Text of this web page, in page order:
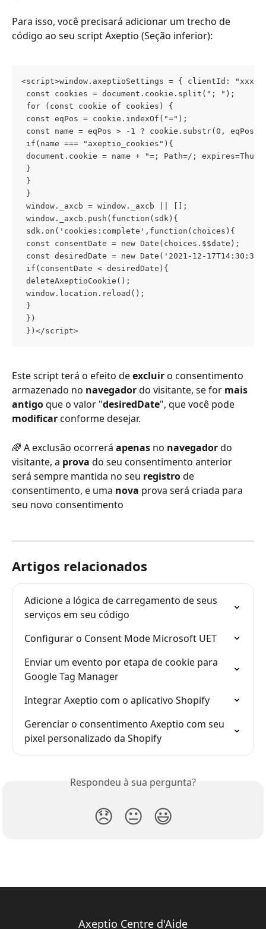
Para isso, você precisará adicionar um trecho de
código ao seu script Axeptio (Seção inferior):
<script>window.axeptioSettings = { clientId:
const cookies = document.cookie.split("; ");
for (const cookie of cookies) {
const eqPos = cookie.indexOf("=");
const name = eqPos > -1 ? cookie.substr(0,
if(name === "axeptio_cookies"){
document.cookie = name + "=; Path=/; expires=Thu,
}
}
}
window._axcb = window._axcb || [];
window._axcb.push(function(sdk){
sdk.on('cookies:complete',function(choices){
const consentDate = new Date(choices.$$date);
const desiredDate = new Date('2021-12-
if(consentDate < desiredDate){
deleteAxeptioCookie();
window.location.reload();
}
})
})</script>
Este script terá o efeito de excluir o consentimento
armazenado no navegador do visitante, se for mais
antigo que o valor "desiredDate", que você pode
modificar conforme desejar.
🌈 A exclusão ocorrerá apenas no navegador do
visitante, a prova do seu consentimento anterior
será sempre mantida no seu registro de
consentimento, e uma nova prova será criada para
seu novo consentimento
Artigos relacionados
Adicione a lógica de carregamento de seus
serviços em seu código
Configurar o Consent Mode Microsoft UET
Enviar um evento por etapa de cookie para
Google Tag Manager
Integrar Axeptio com o aplicativo Shopify
Gerenciar o consentimento Axeptio com seu
pixel personalizado da Shopify
Respondeu à sua pergunta?
😞 😐 😃
Axeptio Centre d'Aide